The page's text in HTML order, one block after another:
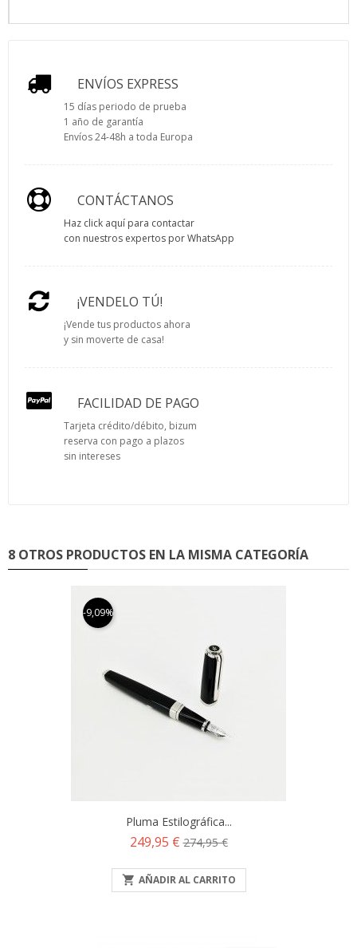
ENVÍOS EXPRESS
15 días periodo de prueba
1 año de garantía
Envíos 24-48h a toda Europa
CONTÁCTANOS
Haz click aquí para contactar
con nuestros expertos por WhatsApp
¡VENDELO TÚ!
¡Vende tus productos ahora
y sin moverte de casa!
FACILIDAD DE PAGO
Tarjeta crédito/débito, bizum
reserva con pago a plazos
sin intereses
8 OTROS PRODUCTOS EN LA MISMA CATEGORÍA
-9,09%
Pluma Estilográfica...
Precio
249,95 €Precio
274,95 €
 AÑADIR AL CARRITO